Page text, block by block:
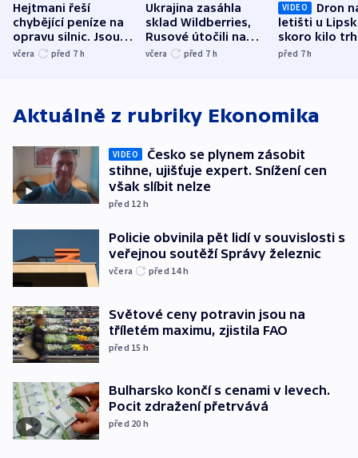
Hejtmani řeší
chybějící peníze na
opravu silnic. Jsou
nenárokové, namítá
včera před 7 h
Ukrajina zasáhla
sklad Wildberries,
Rusové útočili na
trh, hasiče či
včera před 7 h
VIDEO
Dron
letišti u
skoro kilo
indicie
před 7h
Aktuálně z rubriky Ekonomika
VIDEO
Česko se plynem zásobit
stihne, ujišťuje expert. Snížení cen
však slíbit nelze
před 12 h
Policie obvinila pět lidí v souvislosti s
veřejnou soutěží Správy železnic
včera před 14h
Světové ceny potravin jsou na
tříletém maximu, zjistila FAO
před 15 h
Bulharsko končí s cenami v levech.
Pocit zdražení přetrvává
před 20 h